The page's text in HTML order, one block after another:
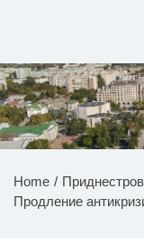
Home
Продление